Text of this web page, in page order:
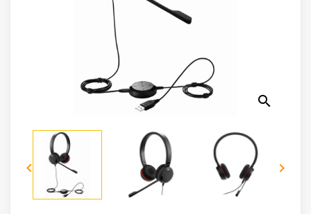
Bureautique
Sécurité
Mobilités
search
 